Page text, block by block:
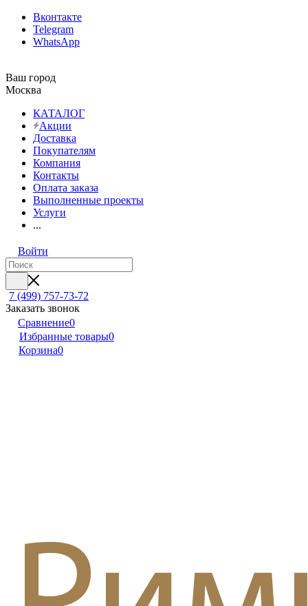
Вконтакте
Telegram
WhatsApp
Ваш город
Москва
КАТАЛОГ
Акции
Доставка
Покупателям
Компания
Контакты
Оплата заказа
Выполненные проекты
Услуги
...
Войти
7 (499) 757-73-72
Заказать звонок
Сравнение0
Избранные товары0
Корзина0